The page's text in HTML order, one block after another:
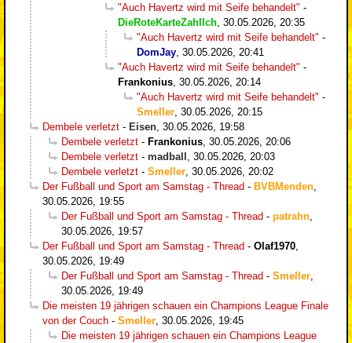
"Auch Havertz wird mit Seife behandelt" -
DieRoteKarteZahlIch 30.05.2026, 20:35
"Auch Havertz wird mit Seife behandelt" -
DomJay 30.05.2026, 20:41
"Auch Havertz wird mit Seife behandelt" -
Frankonius 30.05.2026, 20:14
"Auch Havertz wird mit Seife behandelt" -
Smeller 30.05.2026, 20:15
Dembele verletzt - Eisen 30.05.2026, 19:58
Dembele verletzt - Frankonius 30.05.2026, 20:06
Dembele verletzt - madball
30.05.2026, 20:03
Dembele verletzt - Smeller 30.05.2026, 20:02
Der Fußball und Sport am Samstag - Thread - BVBMenden
30.05.2026, 19:55
Der Fußball und Sport am Samstag - Thread - patrahn
30.05.2026, 19:57
Der Fußball und Sport am Samstag - Thread - Olaf1970
30.05.2026, 19:49
Der Fußball und Sport am Samstag - Thread - Smeller
30.05.2026, 19:49
Die meisten 19 jährigen schauen ein Champions League Finale
von der Couch - Smeller 30.05.2026, 19:45
Die meisten 19 jährigen schauen ein Champions League